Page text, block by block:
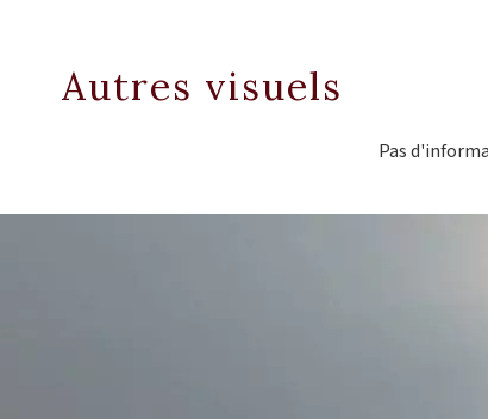
Autres visuels
Pas